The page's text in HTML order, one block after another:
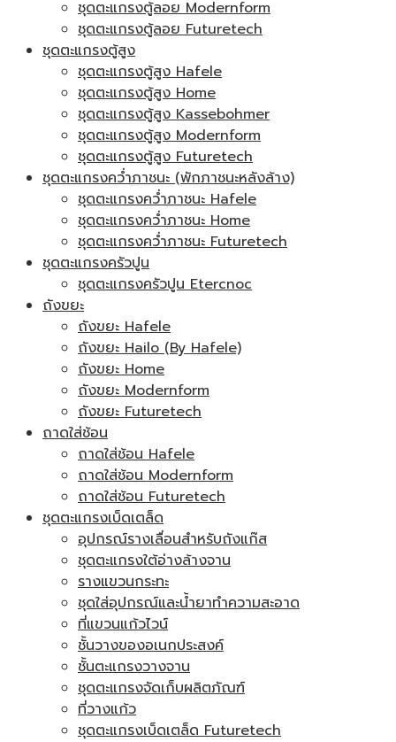
ชุดตะแกรงตู้ลอย Modernform
ชุดตะแกรงตู้ลอย Futuretech
ชุดตะแกรงตู้สูง
ชุดตะแกรงตู้สูง Hafele
ชุดตะแกรงตู้สูง Home
ชุดตะแกรงตู้สูง Kassebohmer
ชุดตะแกรงตู้สูง Modernform
ชุดตะแกรงตู้สูง Futuretech
ชุดตะแกรงคว่ำภาชนะ (พักภาชนะหลังล้าง)
ชุดตะแกรงคว่ำภาชนะ Hafele
ชุดตะแกรงคว่ำภาชนะ Home
ชุดตะแกรงคว่ำภาชนะ Futuretech
ชุดตะแกรงครัวปูน
ชุดตะแกรงครัวปูน Etercnoc
ถังขยะ
ถังขยะ Hafele
ถังขยะ Hailo (By Hafele)
ถังขยะ Home
ถังขยะ Modernform
ถังขยะ Futuretech
ถาดใส่ช้อน
ถาดใส่ช้อน Hafele
ถาดใส่ช้อน Modernform
ถาดใส่ช้อน Futuretech
ชุดตะแกรงเบ็ดเตล็ด
อุปกรณ์รางเลื่อนสำหรับถังแก๊ส
ชุดตะแกรงใต้อ่างล้างจาน
รางแขวนกระทะ
ชุดใส่อุปกรณ์และน้ำยาทำความสะอาด
ที่แขวนแก้วไวน์
ชั้นวางของอเนกประสงค์
ชั้นตะแกรงวางจาน
ชุดตะแกรงจัดเก็บผลิตภัณฑ์
ที่วางแก้ว
ชุดตะแกรงเบ็ดเตล็ด Futuretech